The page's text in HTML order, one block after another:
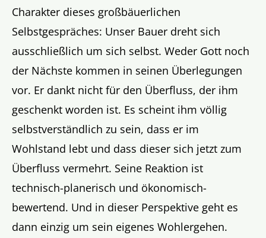
Charakter dieses großbäuerlichen
Selbstgespräches: Unser Bauer dreht sich
ausschließlich um sich selbst. Weder Gott noch
der Nächste kommen in seinen Überlegungen
vor. Er dankt nicht für den Überfluss, der ihm
geschenkt worden ist. Es scheint ihm völlig
selbstverständlich zu sein, dass er im
Wohlstand lebt und dass dieser sich jetzt zum
Überfluss vermehrt. Seine Reaktion ist
technisch-planerisch und ökonomisch-
bewertend. Und in dieser Perspektive geht es
dann einzig um sein eigenes Wohlergehen.